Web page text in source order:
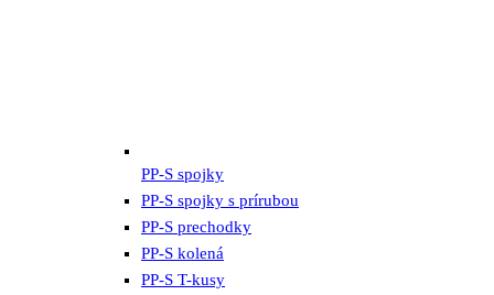
PP-S spojky
PP-S spojky s prírubou
PP-S prechodky
PP-S kolená
PP-S T-kusy